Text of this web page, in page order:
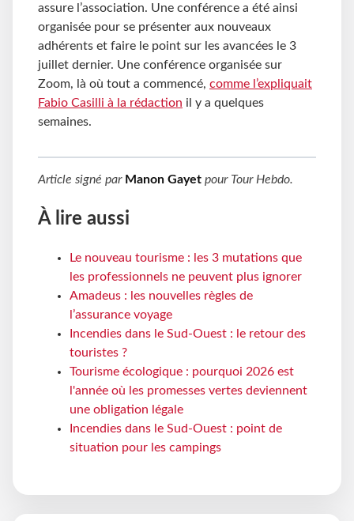
assure l’association. Une conférence a été ainsi
organisée pour se présenter aux nouveaux
adhérents et faire le point sur les avancées le 3
juillet dernier. Une conférence organisée sur
Zoom, là où tout a commencé, comme l’expliquait
Fabio Casilli à la rédaction il y a quelques
semaines.
Article signé par Manon Gayet pour Tour Hebdo.
À lire aussi
Le nouveau tourisme : les 3 mutations que
les professionnels ne peuvent plus ignorer
Amadeus : les nouvelles règles de
l’assurance voyage
Incendies dans le Sud-Ouest : le retour des
touristes ?
Tourisme écologique : pourquoi 2026 est
l'année où les promesses vertes deviennent
une obligation légale
Incendies dans le Sud-Ouest : point de
situation pour les campings